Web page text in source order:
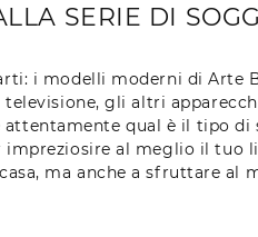
SERIE DI
i modelli moderni di
gli altri
qual è il tipo di
al meglio il tuo
ma anche a sfruttare al